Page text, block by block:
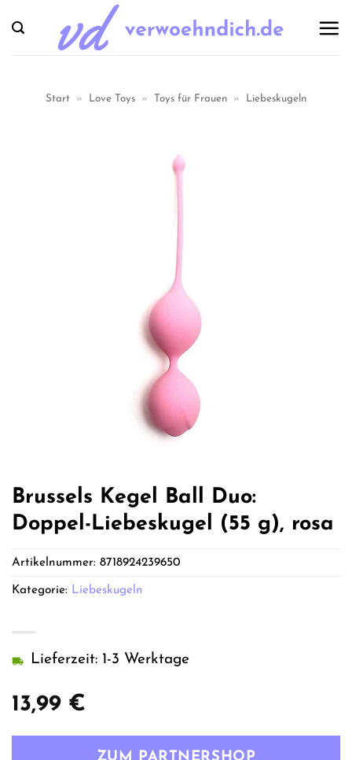
Inhalt
springen
Start » Love Toys » Toys für Frauen » Liebeskugeln
Brussels Kegel Ball Duo:
Doppel-Liebeskugel (55 g), rosa
13,99 €
Lieferzeit: 1-3 Werktage
Artikelnummer: 8718924239650
Kategorie: Liebeskugeln